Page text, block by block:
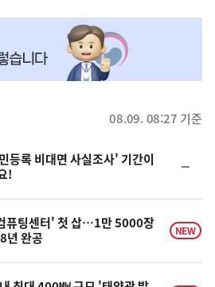
08.09. 08:27 기준
등록 비대면 사실조사' 기간이
!
일
퓨팅센터' 첫 삽…1만 5000장
년 완공
NEW